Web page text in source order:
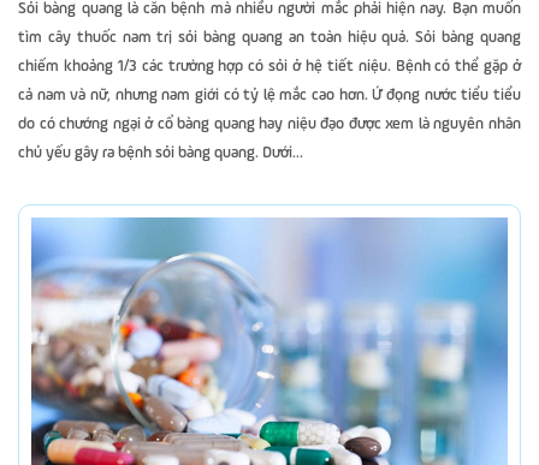
Sỏi bàng quang là căn bệnh mà nhiều người mắc phải hiện nay. Bạn muốn
tìm cây thuốc nam trị sỏi bàng quang an toàn hiệu quả. Sỏi bàng quang
chiếm khoảng 1/3 các trường hợp có sỏi ở hệ tiết niệu. Bệnh có thể gặp ở
cả nam và nữ, nhưng nam giới có tỷ lệ mắc cao hơn. Ứ đọng nước tiểu tiểu
do có chướng ngại ở cổ bàng quang hay niệu đạo được xem là nguyên nhân
chủ yếu gây ra bệnh sỏi bàng quang. Dưới...